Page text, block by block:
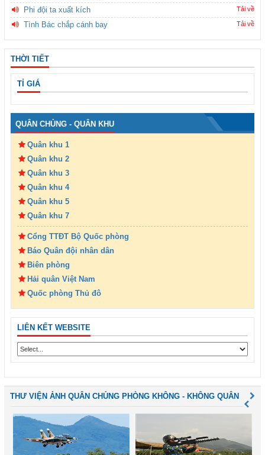
Phi đội ta xuất kích Tải về
Tình Bác chắp cánh bay Tải về
THỜI TIẾT
TỈ GIÁ
QUÂN CHỦNG - QUÂN KHU
Quân khu 1
Quân khu 2
Quân khu 3
Quân khu 4
Quân khu 5
Quân khu 7
Cổng TTĐT Bộ Quốc phòng
Báo Quân đội nhân dân
Biên phòng
Hải quân Việt Nam
Quốc phòng Thủ đô
LIÊN KẾT WEBSITE
THƯ VIỆN ẢNH QUÂN CHỦNG PHÒNG KHÔNG - KHÔNG QUÂN